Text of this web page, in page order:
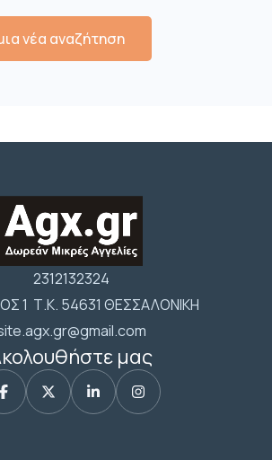
νέα αναζήτηση
2312132324
1 Τ.Κ. 54631 ΘΕΣΣΑΛΟΝΙΚΗ
μας